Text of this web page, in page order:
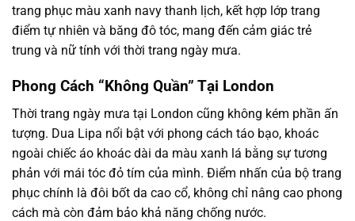
trang phục màu xanh navy thanh lịch, kết hợp lớp trang
điểm tự nhiên và băng đô tóc, mang đến cảm giác trẻ
trung và nữ tính với thời trang ngày mưa.
Phong Cách “Không Quần” Tại London
Thời trang ngày mưa tại London cũng không kém phần ấn
tượng. Dua Lipa nổi bật với phong cách táo bạo, khoác
ngoài chiếc áo khoác dài da màu xanh lá bằng sự tương
phản với mái tóc đỏ tím của mình. Điểm nhấn của bộ trang
phục chính là đôi bốt da cao cổ, không chỉ nâng cao phong
cách mà còn đảm bảo khả năng chống nước.